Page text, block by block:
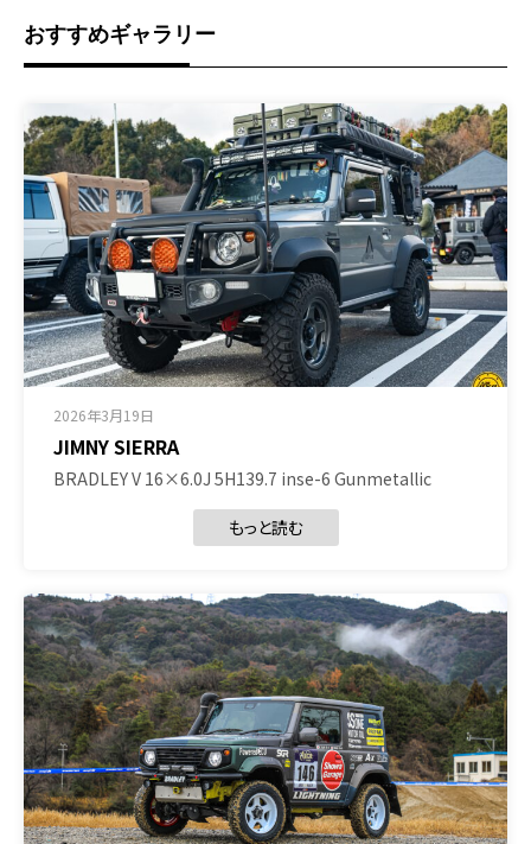
おすすめギャラリー
2026年3月19日
JIMNY SIERRA
BRADLEY V 16×6.0J 5H139.7 inse-6 Gunmetallic
もっと読む